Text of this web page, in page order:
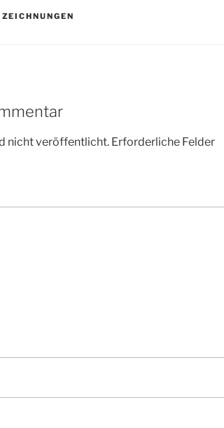
ZEICHNUNGEN
nicht veröffentlicht. Erforderliche Felder